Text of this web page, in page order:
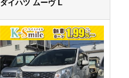
ダイハツ ムーヴ L